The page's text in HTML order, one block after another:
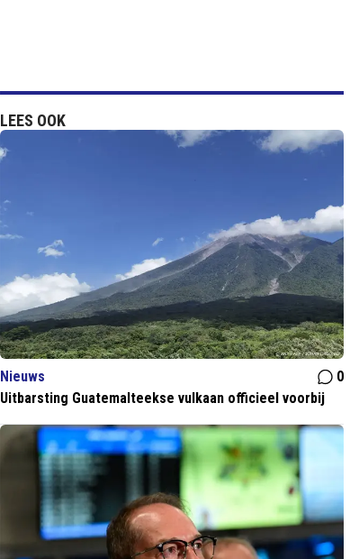
LEES OOK
Nieuws
0
Uitbarsting Guatemalteekse vulkaan officieel voorbij